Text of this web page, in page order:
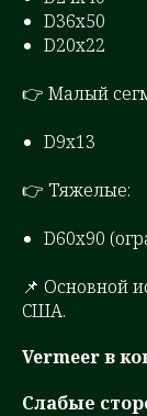
D36x50
D20x22
👉 Малый
D9x13
👉 Тяжелые:
D60x90
📌 Основной
США.
Vermeer в
Слабые